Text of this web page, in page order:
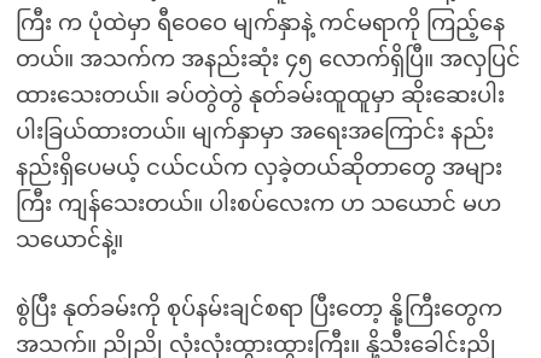
ကြီး က ပုံထဲမှာ ရီဝေဝေ မျက်နှာနဲ့ ကင်မရာကို ကြည့်နေ
တယ်။ အသက်က အနည်းဆုံး ၄၅ လောက်ရှိပြီ။ အလှပြင်
ထားသေးတယ်။ ခပ်တွဲတွဲ နုတ်ခမ်းထူထူမှာ ဆိုးဆေးပါး
ပါးခြယ်ထားတယ်။ မျက်နှာမှာ အရေးအကြောင်း နည်း
နည်းရှိပေမယ့် ငယ်ငယ်က လှခဲ့တယ်ဆိုတာတွေ အများ
ကြီး ကျန်သေးတယ်။ ပါးစပ်လေးက ဟ သယောင် မဟ
သယောင်နဲ့။
စွဲပြီး နုတ်ခမ်းကို စုပ်နမ်းချင်စရာ ပြီးတော့ နို့ကြီးတွေက
အသက်။ ညိုညို လုံးလုံးထွားထွားကြီး။ နို့သီးခေါင်းညို